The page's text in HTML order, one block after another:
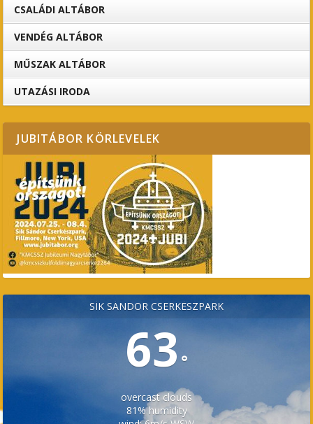
CSALÁDI ALTÁBOR
VENDÉG ALTÁBOR
MŰSZAK ALTÁBOR
UTAZÁSI IRODA
JUBITÁBOR KÖRLEVELEK
SÍK SÁNDOR CSERKÉSZPARK
63°
overcast clouds
81% humidity